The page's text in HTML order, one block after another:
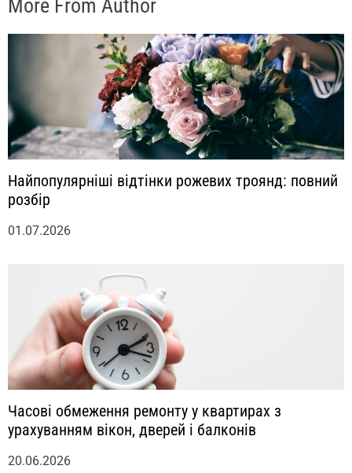
More From Author
Найпопулярніші відтінки рожевих троянд: повний
розбір
01.07.2026
Часові обмеження ремонту у квартирах з
урахуванням вікон, дверей і балконів
20.06.2026